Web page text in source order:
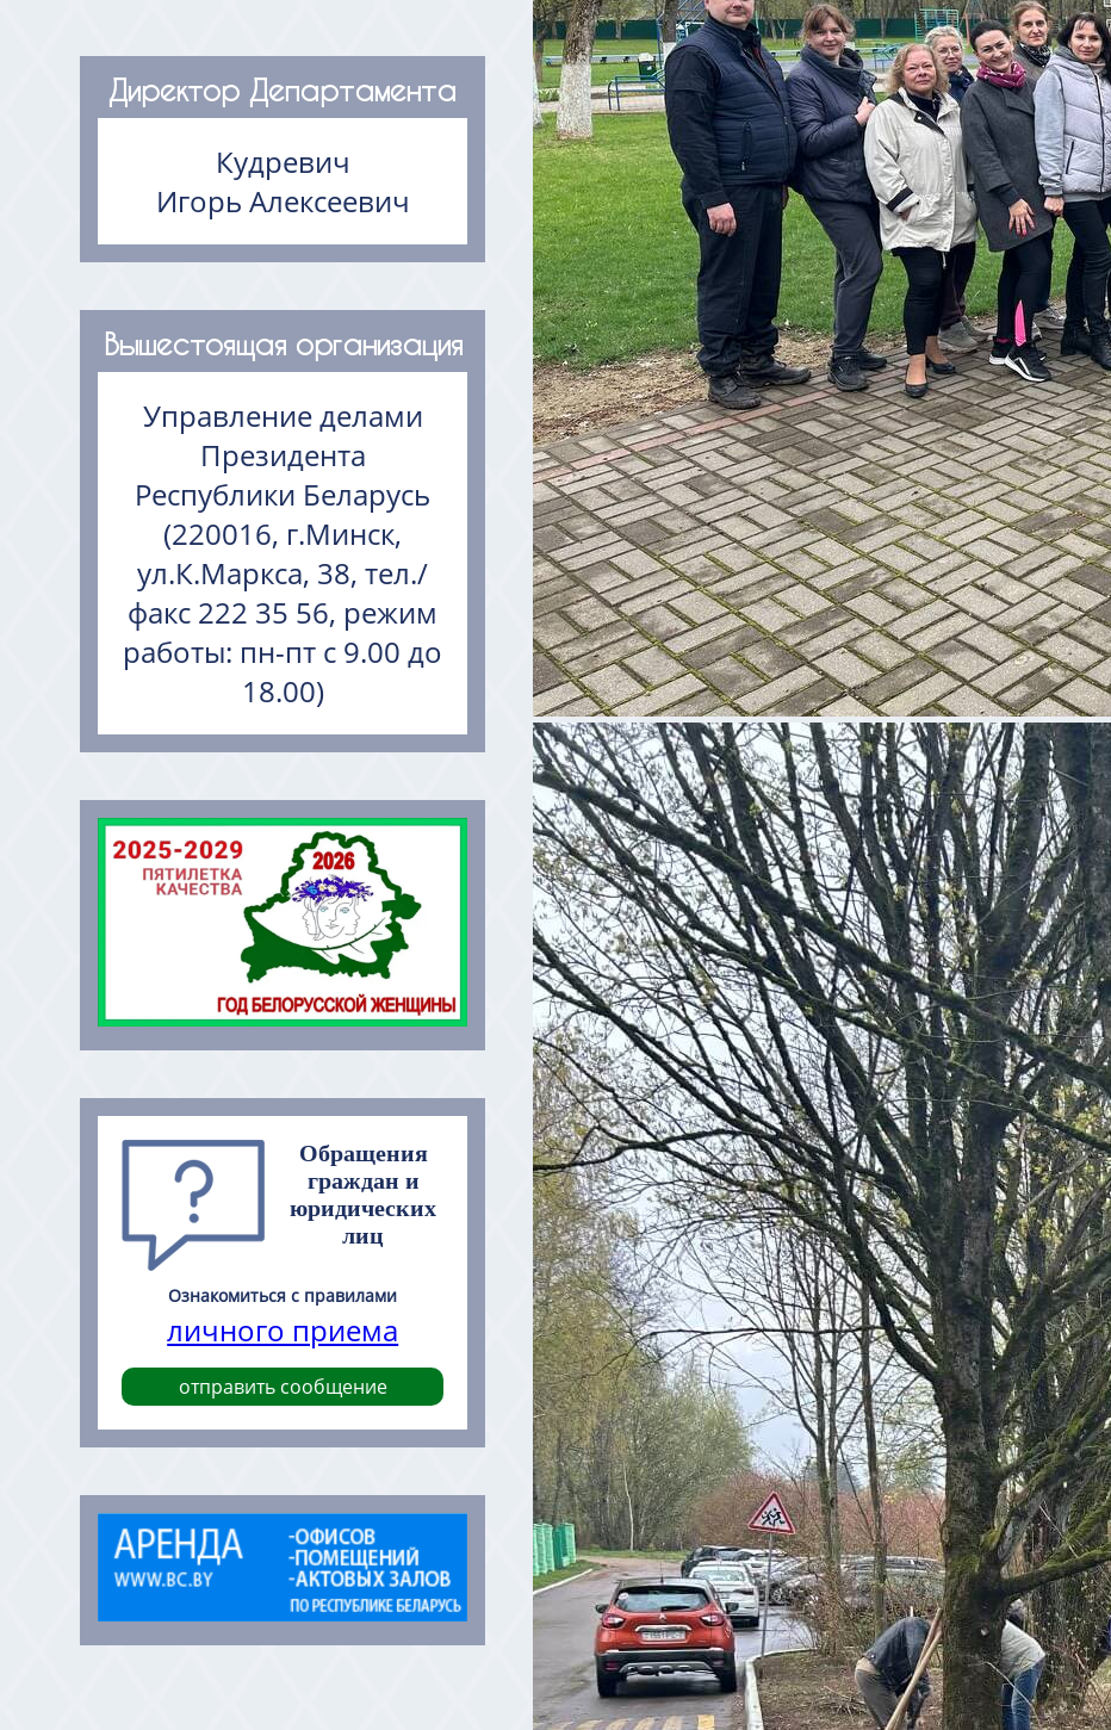
Директор Департамента
Кудревич
Игорь Алексеевич
Вышестоящая организация
Управление делами
Президента
Республики Беларусь
(220016, г.Минск,
ул.К.Маркса, 38, тел./
факс 222 35 56, режим
работы: пн-пт с 9.00 до
18.00)
Обращения
граждан и
юридических
лиц
Ознакомиться с правилами
личного приема
отправить сообщение